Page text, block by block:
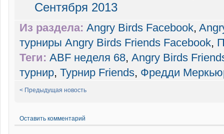
Сентября 2013
Из раздела: Angry Birds Facebook,
турниры Angry Birds Friends Facebook,
Теги: ABF неделя 68, Angry Birds
турнир, Турнир Friends, Фредди
< Предыдущая новость
Оставить комментарий